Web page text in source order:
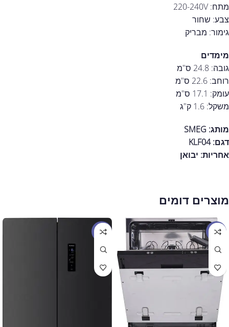
מתח: 220-240V
צבע: שחור
גימור: מבריק
מימדים
גובה: 24.8 ס"מ
רוחב: 22.6 ס"מ
עומק: 17.1 ס"מ
משקל: 1.6 ק"ג
מותג: SMEG
דגם: KLF04
אחריות: יבואן
מוצרים דומים
מבצע מבצע